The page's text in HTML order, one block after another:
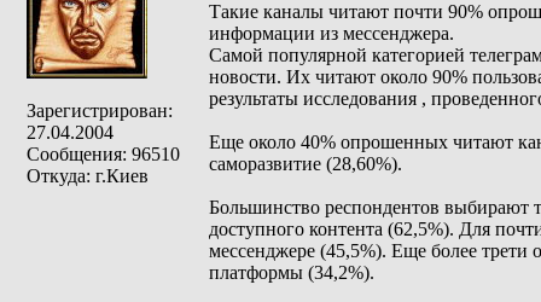
Зарегистрирован:
27.04.2004
Сообщения: 96510
Откуда: г.Киев
Такие каналы читают почти 90%
информации из мессенджера.
Самой популярной категорией
новости. Их читают около 90%
результаты исследования ,
Еще около 40% опрошенных читают
саморазвитие (28,60%).
Большинство респондентов выбирают
доступного контента (62,5%). Для
мессенджере (45,5%). Еще более трети
платформы (34,2%).